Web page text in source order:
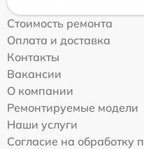
Стоимость ремонта
Оплата и доставка
Контакты
Вакансии
О компании
Ремонтируемые модели
Наши услуги
Согласие на обработку